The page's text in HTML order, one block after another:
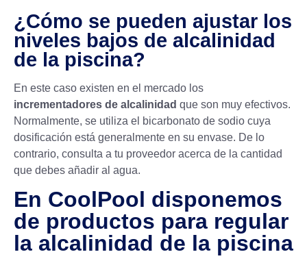
¿Cómo se pueden ajustar los
niveles bajos de alcalinidad
de la piscina?
En este caso existen en el mercado los
incrementadores de alcalinidad que son muy efectivos.
Normalmente, se utiliza el bicarbonato de sodio cuya
dosificación está generalmente en su envase. De lo
contrario, consulta a tu proveedor acerca de la cantidad
que debes añadir al agua.
En CoolPool disponemos
de productos para regular
la alcalinidad de la piscina